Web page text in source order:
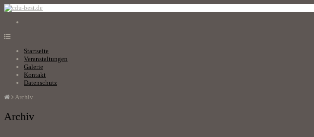
Startseite
Veranstaltungen
Galerie
Kontakt
Datenschutz
Archiv
Archiv